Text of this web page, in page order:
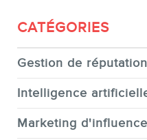
CATÉGORIES
Gestion de
Intelligence
Marketing d'influence